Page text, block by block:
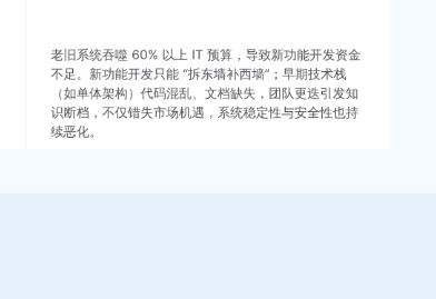
老旧系统吞噬 60% 以上 IT 预算，导致新功能开发资金
不足。新功能开发只能 “拆东墙补西墙”；早期技术栈
（如单体架构）代码混乱、文档缺失，团队更迭引发知
识断档，不仅错失市场机遇，系统稳定性与安全性也持
续恶化。